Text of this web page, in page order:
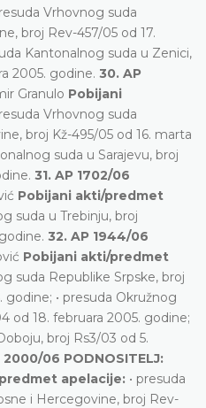
Vrhovnog suda
broj Rev-457/05 od 17.
Kantonalnog suda u Zenici,
2005. godine. 30. AP
Granulo Pobijani
Vrhovnog suda
broj Kž-495/05 od 16. marta
suda u Sarajevu, broj
31. AP 1702/06
Pobijani akti/predmet
suda u Trebinju, broj
32. AP 1944/06
Pobijani akti/predmet
suda Republike Srpske, broj
godine; • presuda Okružnog
od 18. februara 2005. godine;
broj Rs3/03 od 5.
2000/06 PODNOSITELJ:
apelacije: • presuda
i Hercegovine, broj Rev-